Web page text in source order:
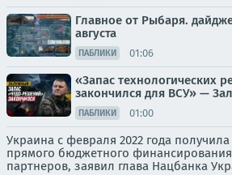
Главное от Рыбаря.
августа
ПАБЛИКИ 01:06
«Запас технологических
закончился для ВСУ» —
ПАБЛИКИ 01:00
Украина с февраля 2022 года
прямого бюджетного
партнеров, заявил глава Нацбанка